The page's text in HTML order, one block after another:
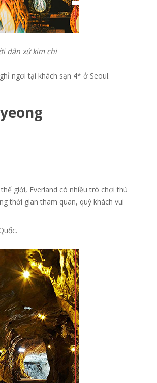
dân xứ kim chi
ngơi tại khách sạn 4* ở Seoul.
giới, Everland có nhiều trò chơi thú
thời gian tham quan, quý khách vui